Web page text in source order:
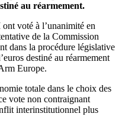
au réarmement.
voté à l’unanimité en
de la Commission
dans la procédure législative
destiné au réarmement
Europe.
totale dans le choix des
vote non contraignant
interinstitutionnel plus